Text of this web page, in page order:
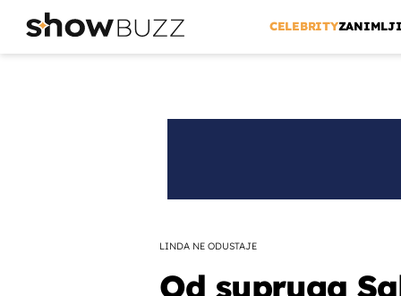
CELEBRITY
LINDA NE ODUSTAJE
Od supruga